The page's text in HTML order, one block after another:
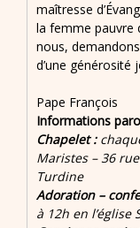
maîtresse
la femme pauvre
nous,
d’une générosité
Pape François
Informations
Chapelet :
Maristes – 36
Turdine
Adoration –
à 12h en l’église